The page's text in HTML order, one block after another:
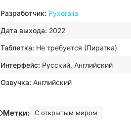
Разработчик: Pyxeralia
Дата выхода: 2022
Таблетка: Не требуется (Пиратка)
Интерфейс: Русский, Английский
Озвучка: Английский
Метки: С открытым миром